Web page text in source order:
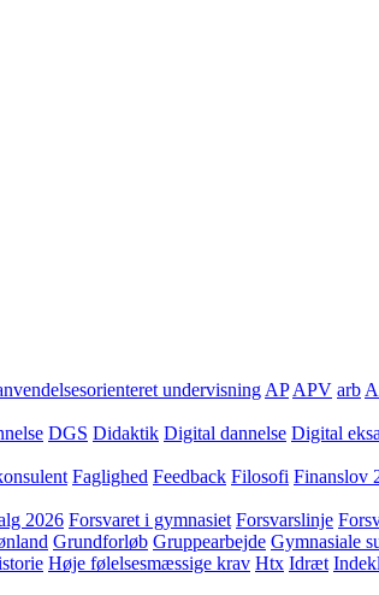
undervisning AP APV arb
DGS Didaktik Digital dannelse Digital
Faglighed Feedback Filosofi Finanslov
2026 Forsvaret i gymnasiet Forsvarslinje
Grundforløb Gruppearbejde Gymnasiale
Høje følelsesmæssige krav Htx Idræt